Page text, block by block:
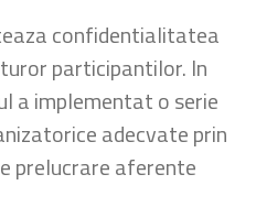
confidentialitatea
participantilor. In
a implementat o serie
adecvate prin
prelucrare aferente